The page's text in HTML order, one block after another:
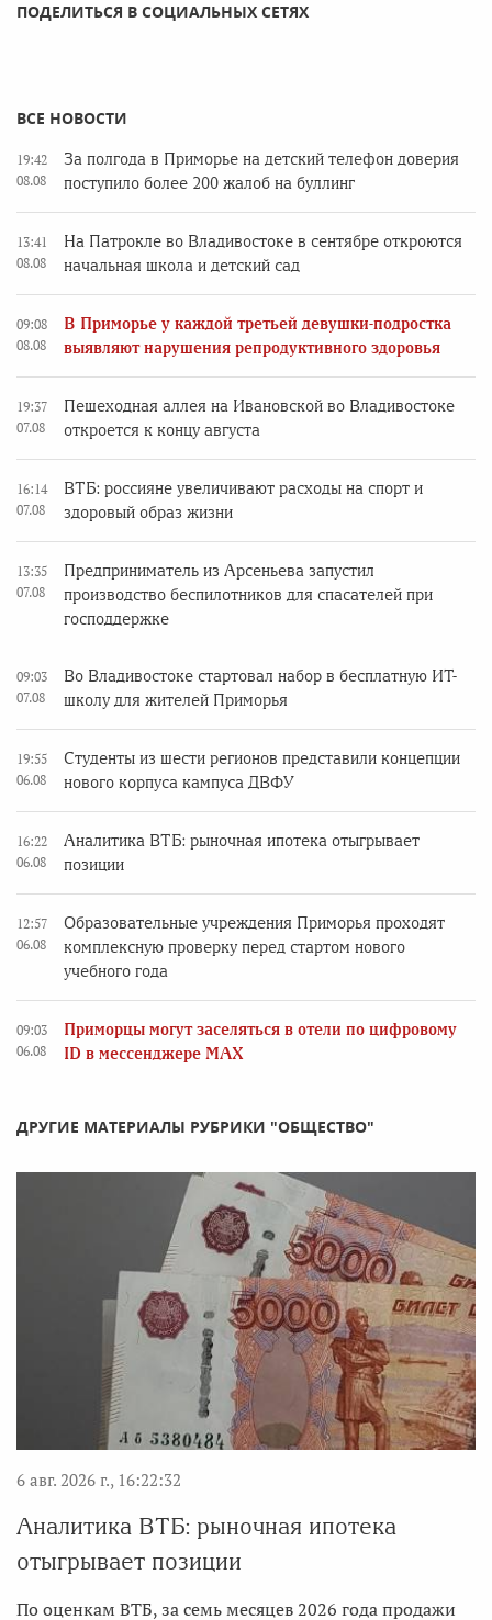
ПОДЕЛИТЬСЯ В СОЦИАЛЬНЫХ СЕТЯХ
ВСЕ НОВОСТИ
19:42
08.08
За полгода в Приморье на детский телефон доверия
поступило более 200 жалоб на буллинг
13:41
08.08
На Патрокле во Владивостоке в сентябре откроются
начальная школа и детский сад
09:08
08.08
В Приморье у каждой третьей девушки-подростка
выявляют нарушения репродуктивного здоровья
19:37
07.08
Пешеходная аллея на Ивановской во Владивостоке
откроется к концу августа
16:14
07.08
ВТБ: россияне увеличивают расходы на спорт и
здоровый образ жизни
13:35
07.08
Предприниматель из Арсеньева запустил
производство беспилотников для спасателей при
господдержке
09:03
07.08
Во Владивостоке стартовал набор в бесплатную ИТ-
школу для жителей Приморья
19:55
06.08
Студенты из шести регионов представили концепции
нового корпуса кампуса ДВФУ
16:22
06.08
Аналитика ВТБ: рыночная ипотека отыгрывает
позиции
12:57
06.08
Образовательные учреждения Приморья проходят
комплексную проверку перед стартом нового
учебного года
09:03
06.08
Приморцы могут заселяться в отели по цифровому
ID в мессенджере MAX
ДРУГИЕ МАТЕРИАЛЫ РУБРИКИ "ОБЩЕСТВО"
6 авг. 2026 г., 16:22:32
Аналитика ВТБ: рыночная ипотека
отыгрывает позиции
По оценкам ВТБ, за семь месяцев 2026 года продажи